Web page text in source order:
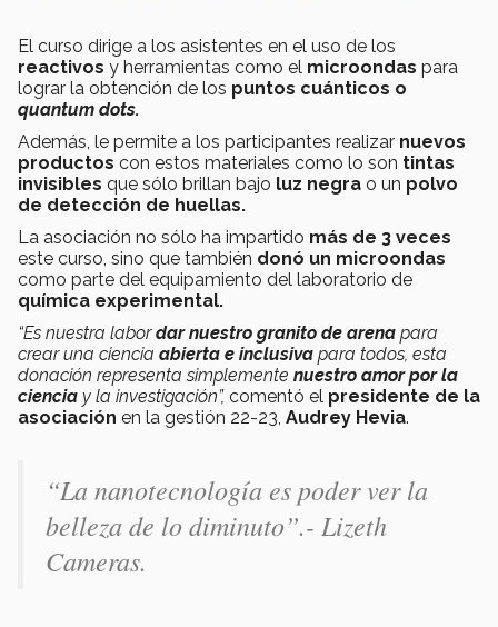
El curso dirige a los asistentes en el uso de los
reactivos y herramientas como el microondas para
lograr la obtención de los puntos cuánticos o
quantum dots.
Además, le permite a los participantes realizar nuevos
productos con estos materiales como lo son tintas
invisibles que sólo brillan bajo luz negra o un polvo
de detección de huellas.
La asociación no sólo ha impartido más de 3 veces
este curso, sino que también donó un microondas
como parte del equipamiento del laboratorio de
química experimental.
“Es nuestra labordar nuestro granito de arena para
crear una ciencia abierta e inclusiva para todos, esta
donación representa simplemente nuestro amor por la
ciencia y la investigación”, comentó el presidente de la
asociación en la gestión 22-23, Audrey Hevia.
“La nanotecnología es poder ver la
belleza de lo diminuto”.- Lizeth
Cameras.